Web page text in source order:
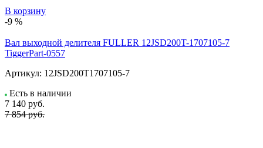
В корзину
-9 %
Вал выходной делителя FULLER 12JSD200T-1707105-7
TiggerPart-0557
Артикул: 12JSD200T1707105-7
Есть в наличии
7 140 руб.
7 854 руб.